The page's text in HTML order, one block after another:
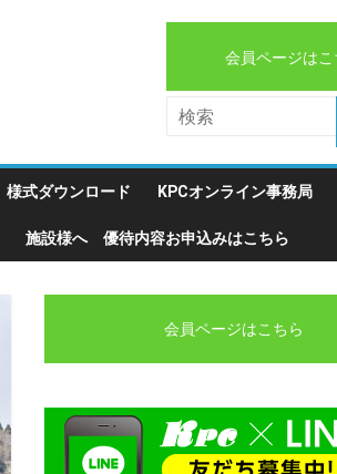
会員ページはこ
様式ダウンロード KPCオンライン事務局
施設様へ 優待内容お申込みはこちら
会員ページはこちら